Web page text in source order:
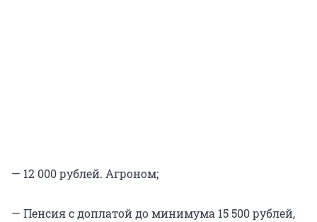
— 12 000 рублей. Агроном;
— Пенсия с доплатой до минимума 15 500 рублей,